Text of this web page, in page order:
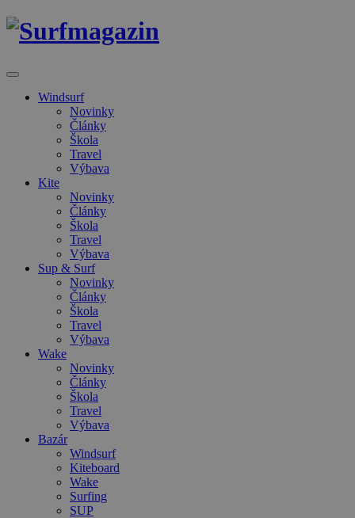
Windsurf
Novinky
Články
Škola
Travel
Výbava
Kite
Novinky
Články
Škola
Travel
Výbava
Sup & Surf
Novinky
Články
Škola
Travel
Výbava
Wake
Novinky
Články
Škola
Travel
Výbava
Bazár
Windsurf
Kiteboard
Wake
Surfing
SUP